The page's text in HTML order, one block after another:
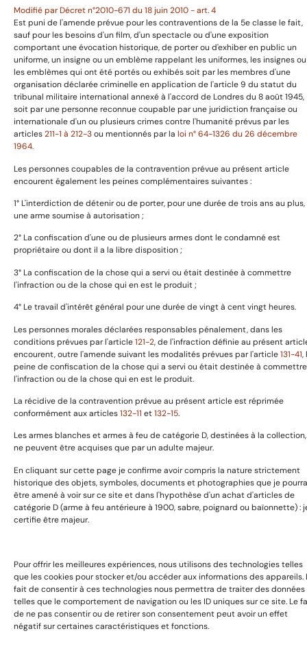
Modifié par Décret n°2010-671 du 18 juin 2010 - art. 4
Est puni de l'amende prévue pour les contraventions de la 5e classe le fait,
sauf pour les besoins d'un film, d'un spectacle ou d'une exposition
comportant une évocation historique, de porter ou d'exhiber en public un
uniforme, un insigne ou un emblème rappelant les uniformes, les insignes ou
les emblèmes qui ont été portés ou exhibés soit par les membres d'une
organisation déclarée criminelle en application de l'article 9 du statut du
tribunal militaire international annexé à l'accord de Londres du 8 août 1945,
soit par une personne reconnue coupable par une juridiction française ou
internationale d'un ou plusieurs crimes contre l'humanité prévus par les
articles211-1 à 212-3ou mentionnés par la loi n° 64-1326 du 26 décembre
1964.
Les personnes coupables de la contravention prévue au présent article
encourent également les peines complémentaires suivantes :
1° L'interdiction de détenir ou de porter, pour une durée de trois ans au plus,
une arme soumise à autorisation ;
2° La confiscation d'une ou de plusieurs armes dont le condamné est
propriétaire ou dont il a la libre disposition ;
3° La confiscation de la chose qui a servi ou était destinée à commettre
l'infraction ou de la chose qui en est le produit ;
4° Le travail d'intérêt général pour une durée de vingt à cent vingt heures.
Les personnes morales déclarées responsables pénalement, dans les
conditions prévues par l'article121-2, de l'infraction définie au présent
encourent, outre l'amende suivant les modalités prévues par l'article131-41,
peine de confiscation de la chose qui a servi ou était destinée à commettre
l'infraction ou de la chose qui en est le produit.
La récidive de la contravention prévue au présent article est réprimée
conformément aux articles132-11 et132-15.
Les armes blanches et armes à feu de catégorie D, destinées à la collection,
ne peuvent être acquises que par un adulte majeur.
En cliquant sur cette page je confirme avoir compris la nature strictement
historique des objets, symboles, documents et photographies que je
être amené à voir sur ce site et dans l'hypothèse d'un achat d'articles de
catégorie D (arme à feu antérieure à 1900, sabre, poignard ou baïonnette) :
certifie être majeur.
Pour offrir les meilleures expériences, nous utilisons des technologies telles
que les cookies pour stocker et/ou accéder aux informations des appareils.
fait de consentir à ces technologies nous permettra de traiter des données
telles que le comportement de navigation ou les ID uniques sur ce site. Le
de ne pas consentir ou de retirer son consentement peut avoir un effet
négatif sur certaines caractéristiques et fonctions.
Armes anciennes
Livres et images
Informations utiles
Avertissement
Politique de confidentialité
Politique de cookies
Conditions de retour et remboursemenet
Prestation de service
Boutique
Expositions & Evénements
Contact
Copyright © 2025 GaillardAvant Collections, Tous droits
réservées. Boosté par
Passionseo